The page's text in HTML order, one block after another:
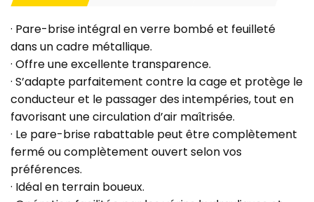
· Pare-brise intégral en verre bombé et feuilleté
dans un cadre métallique.
· Offre une excellente transparence.
· S’adapte parfaitement contre la cage et protège le
conducteur et le passager des intempéries, tout en
favorisant une circulation d’air maîtrisée.
· Le pare-brise rabattable peut être complètement
fermé ou complètement ouvert selon vos
préférences.
· Idéal en terrain boueux.